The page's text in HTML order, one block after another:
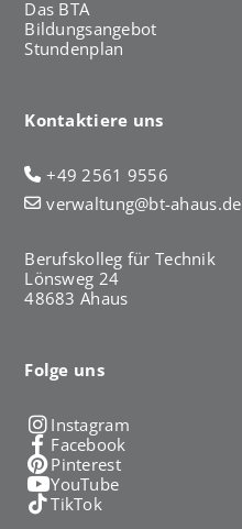
Das BTA
Bildungsangebot
Stundenplan
Kontaktiere uns
+49 2561 9556
verwaltung@bt-ahaus.de
Berufskolleg für Technik
Lönsweg 24
48683 Ahaus
Folge uns
Instagram
Facebook
Pinterest
YouTube
TikTok